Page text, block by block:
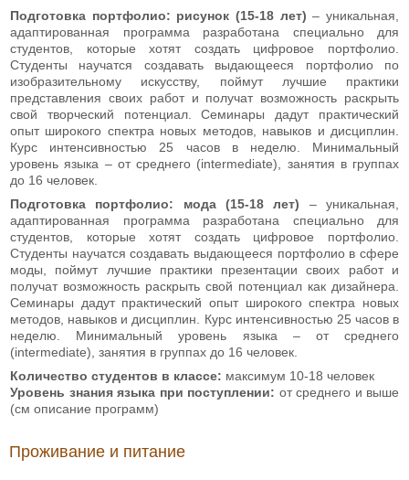
Подготовка портфолио: рисунок (15-18 лет)– уникальная,
адаптированная программа разработана специально для
студентов, которые хотят создать цифровое портфолио.
Студенты научатся создавать выдающееся портфолио по
изобразительному искусству, поймут лучшие практики
представления своих работ и получат возможность раскрыть
свой творческий потенциал. Семинары дадут практический
опыт широкого спектра новых методов, навыков и дисциплин.
Курс интенсивностью 25 часов в неделю. Минимальный
уровень языка – от среднего (intermediate), занятия в группах
до 16 человек.
Подготовка портфолио: мода (15-18 лет) – уникальная,
адаптированная программа разработана специально для
студентов, которые хотят создать цифровое портфолио.
Студенты научатся создавать выдающееся портфолио в сфере
моды, поймут лучшие практики презентации своих работ и
получат возможность раскрыть свой потенциал как дизайнера.
Семинары дадут практический опыт широкого спектра новых
методов, навыков и дисциплин. Курс интенсивностью 25 часов в
неделю. Минимальный уровень языка – от среднего
(intermediate), занятия в группах до 16 человек.
Количество студентов в классе: максимум 10-18 человек
Уровень знания языка при поступлении: от среднего и выше
(см описание программ)
Проживание и питание